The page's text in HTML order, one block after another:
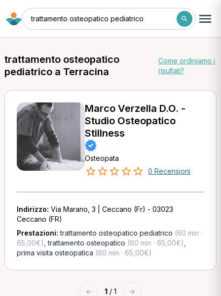
trattamento osteopatico pediatrico
trattamento osteopatico
pediatrico a Terracina
Come ordiniamo i
risultati?
Marco Verzella D.O. -
Studio Osteopatico
Stillness
Osteopata
0 Recensioni
Indirizzo: Via Marano, 3 | Ceccano (Fr) - 03023
Ceccano (FR)
Prestazioni:trattamento osteopatico pediatrico (60 min ·
65,00€) ,trattamento osteopatico (60 min · 65,00€)
prima visita osteopatica (60 min · 65,00€)
← 1 / 1 →